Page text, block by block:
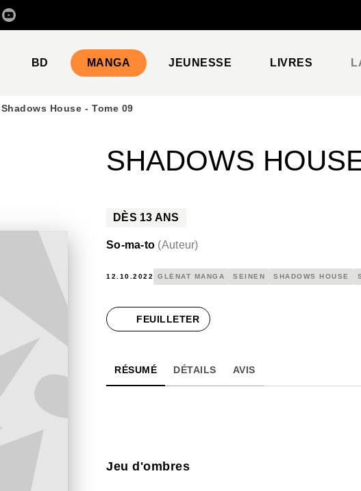
CONTENU
BD MANGA JEUNESSE LIVRES
Shadows House - Tome 09
SHADOWS
DÈS 13 ANS
So-ma-to (Auteur)
12.10.2022 GLÉNAT MANGA SEINEN SHADOWS HOUSE
FEUILLETER
RÉSUMÉ DÉTAILS AVIS
Jeu d'ombres